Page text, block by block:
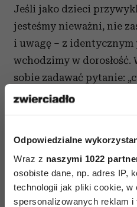
Odpowiedzialne
Wraz z naszymi 1022
osobiste dane, np. adres IP,
technologii jak pliki cookie, w
spersonalizowanych reklam
Jeśli jako dzieci
jesteśmy nieważni, nie
i uwagę – z identycznym
wchodzimy w dorosłość.
sobie zadawać pytanie:
znaczę?”.
4. Nieumiejętność
emocjami
Nieukojona potrzeba
dojmujące uczucie